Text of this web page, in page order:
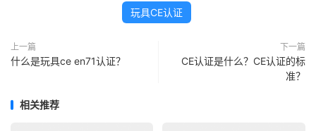
玩具CE认证
上一篇
什么是玩具ce en71认证？
下一篇
CE认证是什么？CE认证的标
准？
相关推荐